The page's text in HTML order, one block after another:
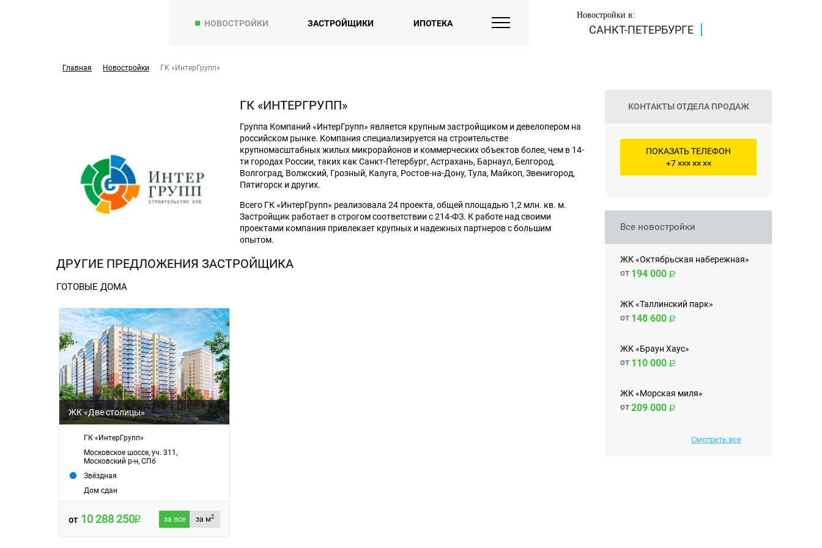
НОВОСТРОЙКИ ЗАСТРОЙЩИКИ ИПОТЕКА
Новостройки в:
САНКТ-ПЕТЕРБУРГЕ
Главная Новостройки ГК «ИнтерГрупп»
ГК «ИНТЕРГРУПП»
Группа Компаний «ИнтерГрупп» является крупным застройщиком и девелопером на
российском рынке. Компания специализируется на строительстве
крупномасштабных жилых микрорайонов и коммерческих объектов более, чем в 14-
ти городах России, таких как Санкт-Петербург, Астрахань, Барнаул, Белгород,
Волгоград, Волжский, Грозный, Калуга, Ростов-на-Дону, Тула, Майкоп, Звенигород,
Пятигорск и других.
Всего ГК «ИнтерГрупп» реализовала 24 проекта, общей площадью 1,2 млн. кв. м.
Застройщик работает в строгом соответствии с 214-ФЗ. К работе над своими
проектами компания привлекает крупных и надежных партнеров с большим
опытом.
ДРУГИЕ ПРЕДЛОЖЕНИЯ ЗАСТРОЙЩИКА
ГОТОВЫЕ ДОМА
ЖК «Две столицы»
ГК «ИнтерГрупп»
Московское шоссе, уч. 311,
Московский р-н, СПб
Звёздная
Дом сдан
от 10 288 250 за все за м2
КОНТАКТЫ ОТДЕЛА ПРОДАЖ
ПОКАЗАТЬ ТЕЛЕФОН
+7 ××× ×× ××
Все новостройки
ЖК «Октябрьская набережная»
от 194 000
ЖК «Таллинский парк»
от 148 600
ЖК «Браун Хаус»
от 110 000
ЖК «Морская миля»
от209 000
Смотреть все